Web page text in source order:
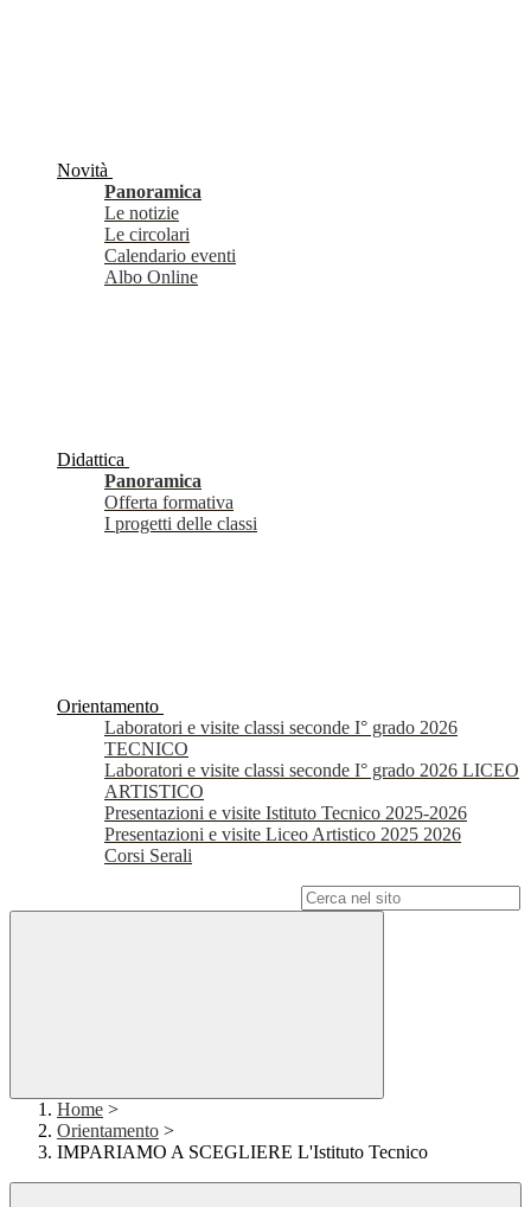
Novità
Panoramica
Le notizie
Le circolari
Calendario eventi
Albo Online
Didattica
Panoramica
Offerta formativa
I progetti delle classi
Orientamento
Laboratori e visite classi seconde I° grado 2026
TECNICO
Laboratori e visite classi seconde I° grado 2026 LICEO
ARTISTICO
Presentazioni e visite Istituto Tecnico 2025-2026
Presentazioni e visite Liceo Artistico 2025 2026
Corsi Serali
Home >
Orientamento >
IMPARIAMO A SCEGLIERE L'Istituto Tecnico